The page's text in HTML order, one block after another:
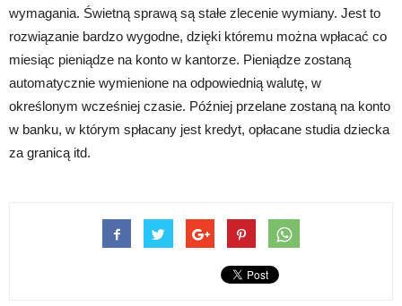
wymagania. Świetną sprawą są stałe zlecenie wymiany. Jest to
rozwiązanie bardzo wygodne, dzięki któremu można wpłacać co
miesiąc pieniądze na konto w kantorze. Pieniądze zostaną
automatycznie wymienione na odpowiednią walutę, w
określonym wcześniej czasie. Później przelane zostaną na konto
w banku, w którym spłacany jest kredyt, opłacane studia dziecka
za granicą itd.